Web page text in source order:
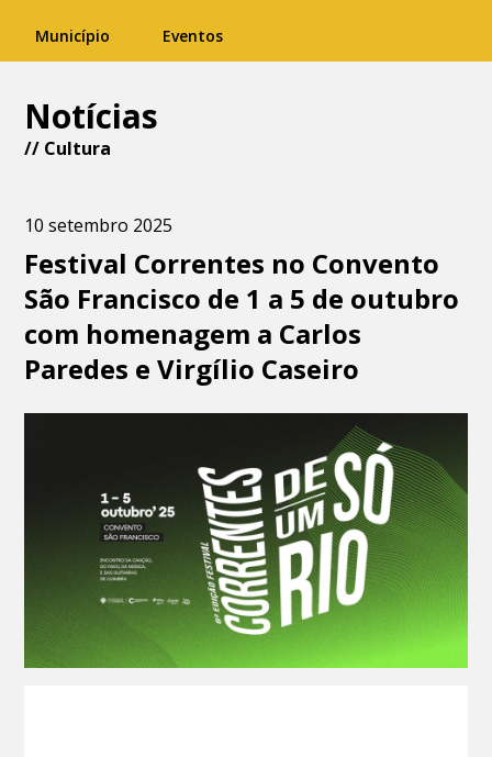
Município Eventos
Notícias
// Cultura
10 setembro 2025
Festival Correntes no Convento
São Francisco de 1 a 5 de outubro
com homenagem a Carlos
Paredes e Virgílio Caseiro